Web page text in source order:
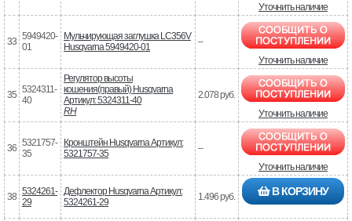
Уточнить наличие
33 5949420-
01
Мульчирующая заглушка LC356V
Husqvarna 5949420-01
–
Уточнить наличие
35 5324311-
40
Регулятор высоты
кошения(правый) Husqvarna
Артикул: 5324311-40
RH
2.078 руб.
Уточнить наличие
36 5321757-
35
Кронштейн Husqvarna Артикул:
5321757-35
–
Уточнить наличие
38 5324261-
29
Дефлектор Husqvarna Артикул:
5324261-29
1.496 руб. В КОРЗИНУ